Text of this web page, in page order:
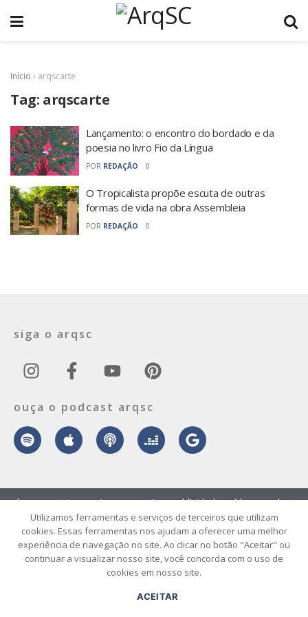
Início › arqscarte
Tag: arqscarte
Lançamento: o encontro do bordado e da
poesia no livro Fio da Língua
POR REDAÇÃO 0
O Tropicalista propõe escuta de outras
formas de vida na obra Assembleia
POR REDAÇÃO 0
siga o arqsc
ouça o podcast arqsc
© 2026 ArqSC – Portal de Arquitetura, Interiores, Design e Arte de
Santa Catarina – Todos os Direitos Reservados.
sobre contato envie seu projeto publicidade vídeo podcast
Utilizamos ferramentas e serviços de terceiros que utilizam
cookies. Essas ferramentas nos ajudam a oferecer uma melhor
experiência de navegação no site. Ao clicar no botão "Aceitar" ou
continuar a visualizar nosso site, você concorda com o uso de
cookies em nosso site.
ACEITAR